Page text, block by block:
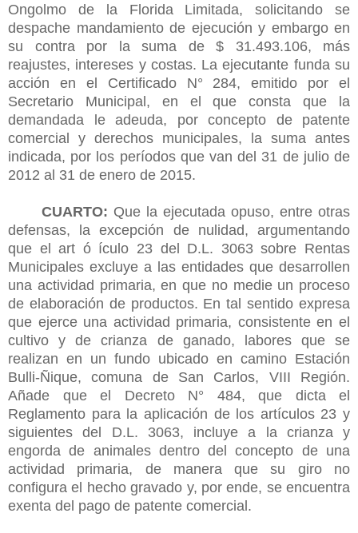
Ongolmo de la Florida Limitada, solicitando se
despache mandamiento de ejecución y embargo en
su contra por la suma de $ 31.493.106, más
reajustes, intereses y costas. La ejecutante funda su
acción en el Certificado N° 284, emitido por el
Secretario Municipal, en el que consta que la
demandada le adeuda, por concepto de patente
comercial y derechos municipales, la suma antes
indicada, por los períodos que van del 31 de julio de
2012 al 31 de enero de 2015.
CUARTO: Que la ejecutada opuso, entre otras
defensas, la excepción de nulidad, argumentando
que el art ó ículo 23 del D.L. 3063 sobre Rentas
Municipales excluye a las entidades que desarrollen
una actividad primaria, en que no medie un proceso
de elaboración de productos. En tal sentido expresa
que ejerce una actividad primaria, consistente en el
cultivo y de crianza de ganado, labores que se
realizan en un fundo ubicado en camino Estación
Bulli-Ñique, comuna de San Carlos, VIII Región.
Añade que el Decreto N° 484, que dicta el
Reglamento para la aplicación de los artículos 23 y
siguientes del D.L. 3063, incluye a la crianza y
engorda de animales dentro del concepto de una
actividad primaria, de manera que su giro no
configura el hecho gravado y, por ende, se encuentra
exenta del pago de patente comercial.